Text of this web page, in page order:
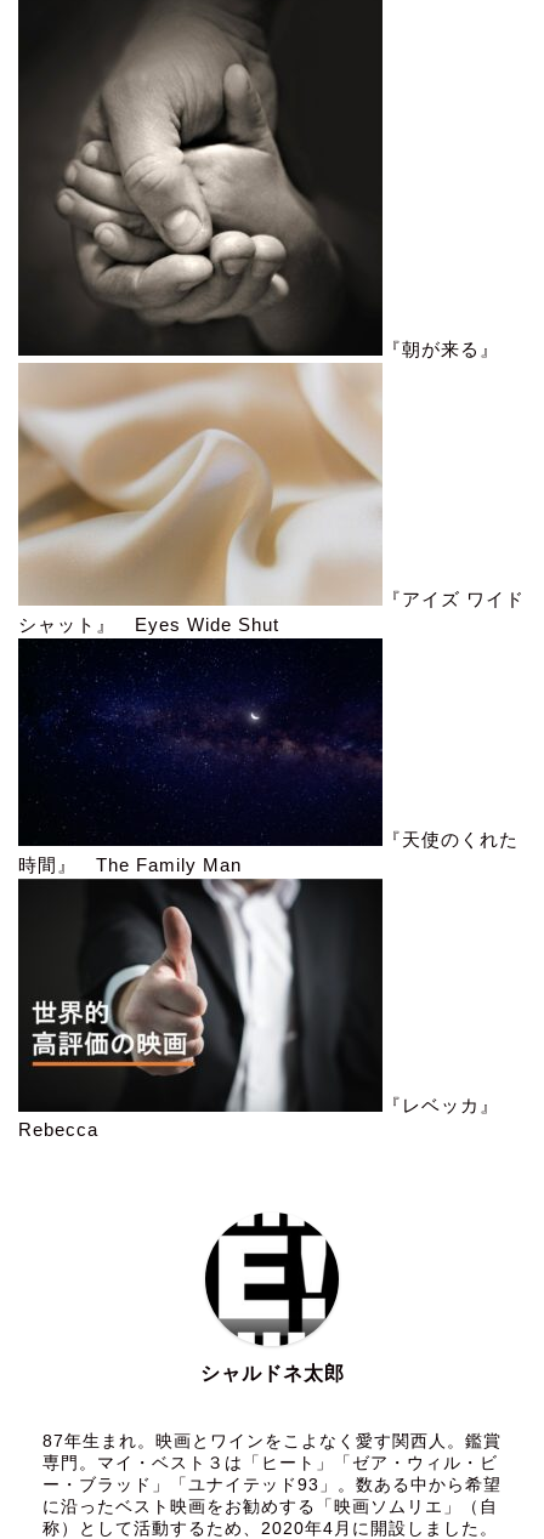
『朝が来る』
『アイズ ワイド
シャット』 Eyes Wide Shut
『天使のくれた
時間』 The Family Man
『レベッカ』
Rebecca
シャルドネ太郎
87年生まれ。映画とワインをこよなく愛す関西人。鑑賞
専門。マイ・ベスト３は「ヒート」「ゼア・ウィル・ビ
ー・ブラッド」「ユナイテッド93」。数ある中から希望
に沿ったベスト映画をお勧めする「映画ソムリエ」（自
称）として活動するため、2020年4月に開設しました。